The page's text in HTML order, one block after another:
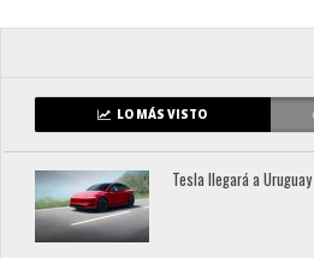
LO MÁS VISTO
Tesla llegará a Uruguay